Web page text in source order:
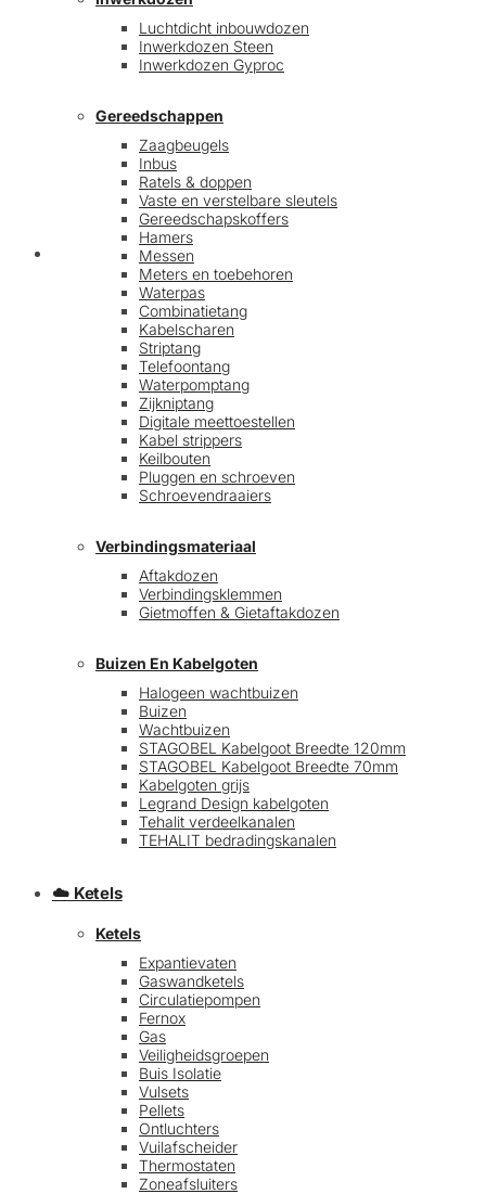
Afrekenen
Luchtdicht inbouwdozen
Inwerkdozen Steen
Inwerkdozen Gyproc
Gereedschappen
Zaagbeugels
Inbus
Ratels & doppen
Vaste en verstelbare sleutels
Gereedschapskoffers
Hamers
Messen
Meters en toebehoren
Waterpas
Combinatietang
Kabelscharen
Striptang
Telefoontang
Waterpomptang
Zijkniptang
Digitale meettoestellen
Kabel strippers
Keilbouten
Pluggen en schroeven
Schroevendraaiers
Verbindingsmateriaal
Aftakdozen
Verbindingsklemmen
Gietmoffen & Gietaftakdozen
Buizen En Kabelgoten
Halogeen wachtbuizen
Buizen
Wachtbuizen
STAGOBEL Kabelgoot Breedte 120mm
STAGOBEL Kabelgoot Breedte 70mm
Kabelgoten grijs
Legrand Design kabelgoten
Tehalit verdeelkanalen
TEHALIT bedradingskanalen
☁️ Ketels
Ketels
Expantievaten
Gaswandketels
Circulatiepompen
Fernox
Gas
Veiligheidsgroepen
Buis Isolatie
Vulsets
Pellets
Ontluchters
Vuilafscheider
Thermostaten
Zoneafsluiters